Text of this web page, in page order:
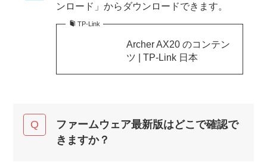
ンロード」からダウンロードできます。
TP-Link
Archer AX20 のコンテン
ツ | TP-Link 日本
ファームウェア最新版はどこで確認で
きますか？